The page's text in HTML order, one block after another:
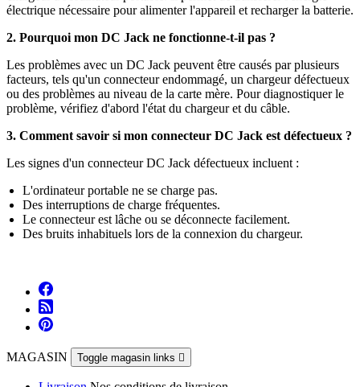
électrique nécessaire pour alimenter l'appareil et recharger la batterie.
2. Pourquoi mon DC Jack ne fonctionne-t-il pas ?
Les problèmes avec un DC Jack peuvent être causés par plusieurs
facteurs, tels qu'un connecteur endommagé, un chargeur défectueux
ou des problèmes au niveau de la carte mère. Pour diagnostiquer le
problème, vérifiez d'abord l'état du chargeur et du câble.
3. Comment savoir si mon connecteur DC Jack est défectueux ?
Les signes d'un connecteur DC Jack défectueux incluent :
L'ordinateur portable ne se charge pas.
Des interruptions de charge fréquentes.
Le connecteur est lâche ou se déconnecte facilement.
Des bruits inhabituels lors de la connexion du chargeur.
MAGASIN Toggle magasin links 